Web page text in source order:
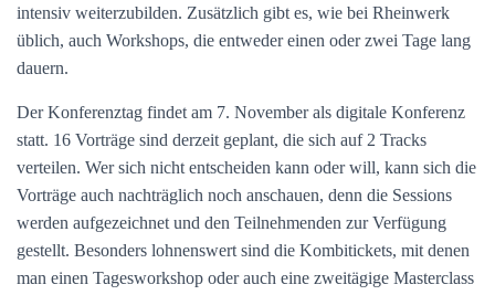
intensiv weiterzubilden. Zusätzlich gibt es, wie bei Rheinwerk
üblich, auch Workshops, die entweder einen oder zwei Tage lang
dauern.
Der Konferenztag findet am 7. November als digitale Konferenz
statt. 16 Vorträge sind derzeit geplant, die sich auf 2 Tracks
verteilen. Wer sich nicht entscheiden kann oder will, kann sich die
Vorträge auch nachträglich noch anschauen, denn die Sessions
werden aufgezeichnet und den Teilnehmenden zur Verfügung
gestellt. Besonders lohnenswert sind die Kombitickets, mit denen
man einen Tagesworkshop oder auch eine zweitägige Masterclass